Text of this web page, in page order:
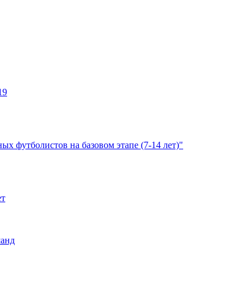
футболистов на базовом этапе (7-14 лет)"